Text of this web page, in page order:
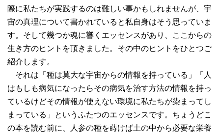
際に私たちが実践するのは難しい事かもしれませんが、宇
宙の真理について書かれていると私自身はそう思っていま
す。そして幾つか魂に響くエッセンスがあり、ここからの
生き方のヒントを頂きました。その中のヒントをひとつご
紹介します。
それは「種は莫大な宇宙からの情報を持っている」「人
はもしも病気になったらその病気を治す方法の情報を持っ
ているけどその情報が使えない環境に私たちが染まってし
まっている」というふたつのエッセンスです。ちょうどこ
の本を読む前に、人参の種を蒔けば土の中から必要な栄養